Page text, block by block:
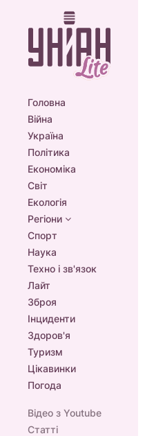
Головна
Війна
Україна
Політика
Економіка
Світ
Екологія
Регіони
Спорт
Наука
Техно і зв'язок
Лайт
Зброя
Інциденти
Здоров'я
Туризм
Цікавинки
Погода
Відео з Youtube
Статті